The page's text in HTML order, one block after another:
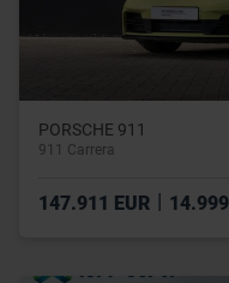
PORSCHE 911
911 Carrera
147.911 EUR |